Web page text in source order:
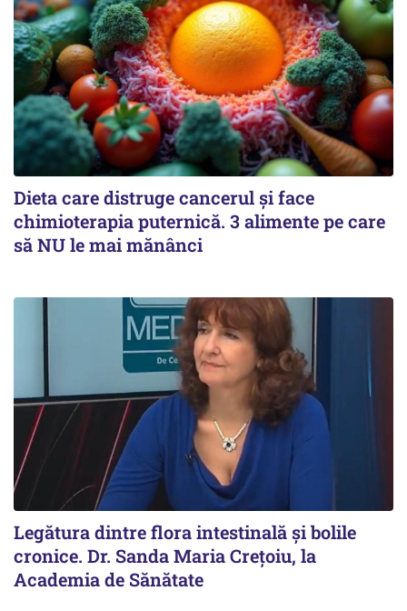
Dieta care distruge cancerul și face
chimioterapia puternică. 3 alimente pe care
să NU le mai mănânci
Legătura dintre flora intestinală și bolile
cronice. Dr. Sanda Maria Crețoiu, la
Academia de Sănătate